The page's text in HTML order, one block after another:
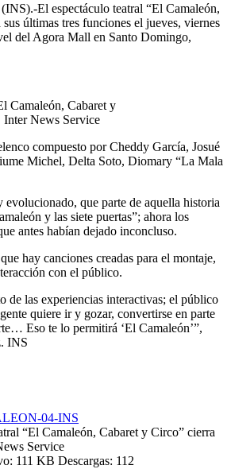
El espectáculo teatral “El Camaleón,
últimas tres funciones el jueves, viernes
del Agora Mall en Santo Domingo,
Camaleón, Cabaret y
Inter News Service
compuesto por Cheddy García, Josué
Michel, Delta Soto, Diomary “La Mala
evolucionado, que parte de aquella historia
y las siete puertas”; ahora los
antes habían dejado inconcluso.
hay canciones creadas para el montaje,
con el público.
de las experiencias interactivas; el público
quiere ir y gozar, convertirse en parte
Eso te lo permitirá ‘El Camaleón’”,
INS
04-INS
“El Camaleón, Cabaret y Circo” cierra
Service
111 KB Descargas: 112